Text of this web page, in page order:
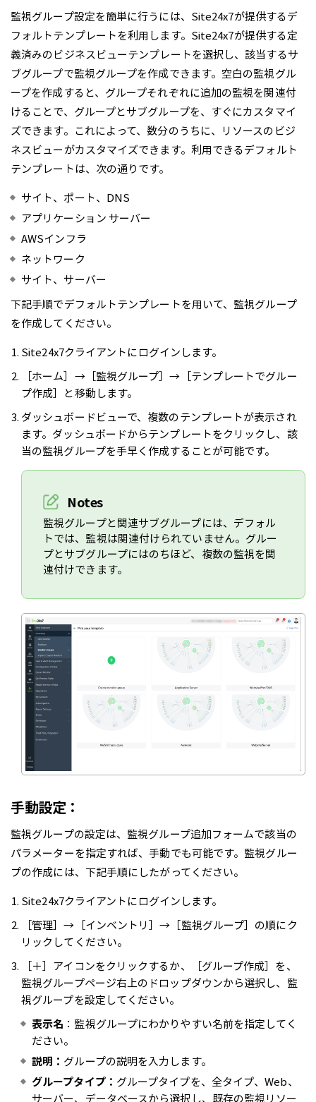
監視グループ設定を簡単に行うには、Site24x7が提供するデ
フォルトテンプレートを利用します。Site24x7が提供する定
義済みのビジネスビューテンプレートを選択し、該当するサ
ブグループで監視グループを作成できます。空白の監視グル
ープを作成すると、グループそれぞれに追加の監視を関連付
けることで、グループとサブグループを、すぐにカスタマイ
ズできます。これによって、数分のうちに、リソースのビジ
ネスビューがカスタマイズできます。利用できるデフォルト
テンプレートは、次の通りです。
サイト、ポート、DNS
アプリケーション サーバー
AWSインフラ
ネットワーク
サイト、サーバー
下記手順でデフォルトテンプレートを用いて、監視グループ
を作成してください。
Site24x7クライアントにログインします。
［ホーム］→［監視グループ］→［テンプレートでグルー
プ作成］と移動します。
ダッシュボードビューで、複数のテンプレートが表示され
ます。ダッシュボードからテンプレートをクリックし、該
当の監視グループを手早く作成することが可能です。
Notes
監視グループと関連サブグループには、デフォル
トでは、監視は関連付けられていません。グルー
プとサブグループにはのちほど、複数の監視を関
連付けできます。
手動設定：
監視グループの設定は、監視グループ追加フォームで該当の
パラメーターを指定すれば、手動でも可能です。監視グルー
プの作成には、下記手順にしたがってください。
Site24x7クライアントにログインします。
［管理］→［インベントリ］→［監視グループ］の順にク
リックしてください。
［＋］アイコンをクリックするか、［グループ作成］を、
監視グループページ右上のドロップダウンから選択し、監
視グループを設定してください。
表示名 ：監視グループにわかりやすい名前を指定してく
ださい。
説明： グループの説明を入力します。
グループタイプ： グループタイプを、全タイプ、Web、
サーバー、データベースから選択し、既存の監視リソー